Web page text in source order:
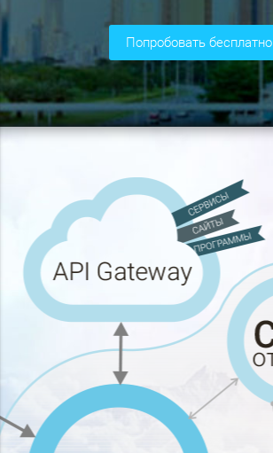
попробовать бесплатно